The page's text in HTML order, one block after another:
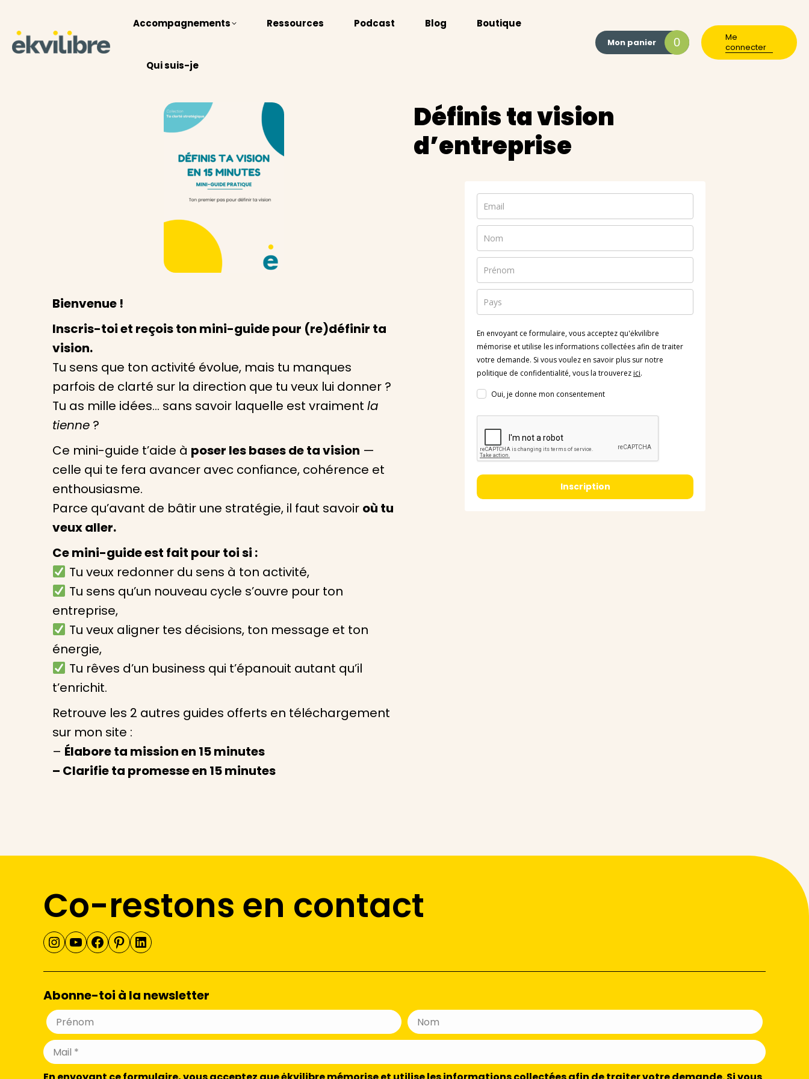
Accompagnements Ressources Podcast Blog Boutique
Qui suis-je
Mon panier 0
Me
connecter
Bienvenue !
Inscris-toi et reçois ton mini-guide pour (re)définir ta
vision.
Tu sens que ton activité évolue, mais tu manques
parfois de clarté sur la direction que tu veux lui donner ?
Tu as mille idées… sans savoir laquelle est vraiment la
tienne ?
Ce mini-guide t’aide à poser les bases de ta vision —
celle qui te fera avancer avec confiance, cohérence et
enthousiasme.
Parce qu’avant de bâtir une stratégie, il faut savoir où tu
veux aller.
Ce mini-guide est fait pour toi si :
Tu veux redonner du sens à ton activité,
Tu sens qu’un nouveau cycle s’ouvre pour ton
entreprise,
Tu veux aligner tes décisions, ton message et ton
énergie,
Tu rêves d’un business qui t’épanouit autant qu’il
t’enrichit.
Retrouve les 2 autres guides offerts en téléchargement
sur mon site :
– Élabore ta mission en 15 minutes
– Clarifie ta promesse en 15 minutes
Définis ta vision
d’entreprise
En envoyant ce formulaire, vous acceptez qu'ėkvilibre
mémorise et utilise les informations collectées afin de traiter
votre demande. Si vous voulez en savoir plus sur notre
politique de confidentialité, vous la trouverezici.
Oui, je donne mon consentement
Inscription
Co-restons en contact
Instagram YouTube Facebook Pinterest LinkedIn
Abonne-toi à la newsletter